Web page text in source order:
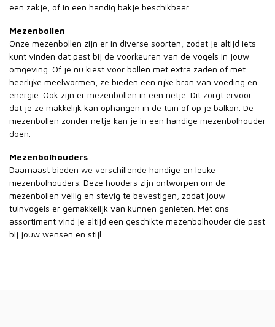
een zakje, of in een handig bakje beschikbaar.
Mezenbollen
Onze mezenbollen zijn er in diverse soorten, zodat je altijd iets
kunt vinden dat past bij de voorkeuren van de vogels in jouw
omgeving. Of je nu kiest voor bollen met extra zaden of met
heerlijke meelwormen, ze bieden een rijke bron van voeding en
energie. Ook zijn er mezenbollen in een netje. Dit zorgt ervoor
dat je ze makkelijk kan ophangen in de tuin of op je balkon. De
mezenbollen zonder netje kan je in een handige mezenbolhouder
doen.
Mezenbolhouders
Daarnaast bieden we verschillende handige en leuke
mezenbolhouders. Deze houders zijn ontworpen om de
mezenbollen veilig en stevig te bevestigen, zodat jouw
tuinvogels er gemakkelijk van kunnen genieten. Met ons
assortiment vind je altijd een geschikte mezenbolhouder die past
bij jouw wensen en stijl.